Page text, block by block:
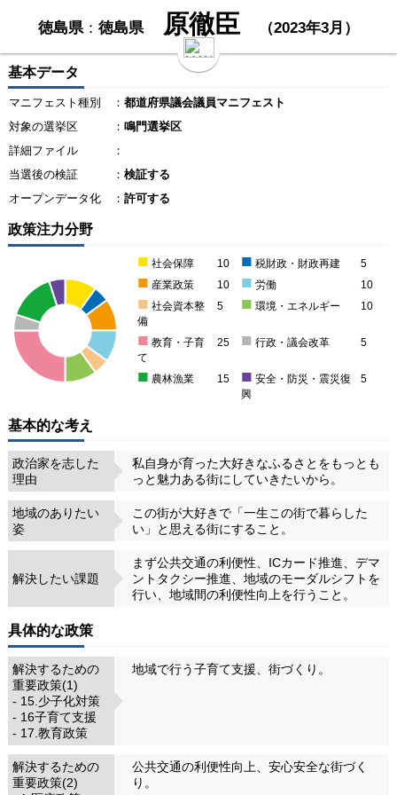
徳島県： 徳島県 原徹臣 （2023年3月）
基本データ
マニフェスト種別 ： 都道府県議会議員マニフェスト
対象の選挙区
： 鳴門選挙区
詳細ファイル
：
当選後の検証
： 検証する
オープンデータ化
： 許可する
政策注力分野
■ 社会保障 10 ■ 税財政・財政再建 5
■ 産業政策 10 ■ 労働 10
■ 社会資本整
備
5 ■ 環境・エネルギー 10
■ 教育・子育
て
25 ■ 行政・議会改革 5
■ 農林漁業 15 ■ 安全・防災・震災復
興
5
基本的な考え
政治家を志した
理由
私自身が育った大好きなふるさとをもっとも
っと魅力ある街にしていきたいから。
地域のありたい
姿
この街が大好きで「一生この街で暮らした
い」と思える街にすること。
解決したい課題
まず公共交通の利便性、ICカード推進、デマ
ントタクシー推進、地域のモーダルシフトを
行い、地域間の利便性向上を行うこと。
具体的な政策
解決するための
重要政策(1)
- 15.少子化対策
- 16子育て支援
- 17.教育政策
地域で行う子育て支援、街づくり。
解決するための
重要政策(2)
公共交通の利便性向上、安心安全な街づく
り。